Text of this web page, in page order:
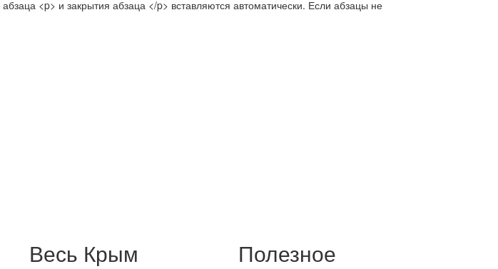
<p> и закрытия абзаца </p> вставляются автоматически. Если абзацы не
Весь Крым Полезное